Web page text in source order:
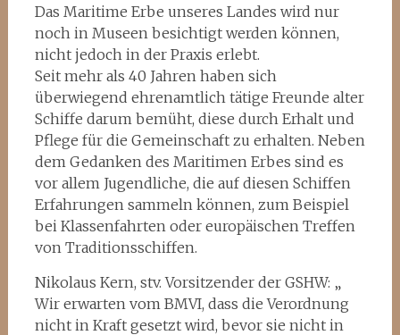
Das Maritime Erbe unseres Landes wird nur
noch in Museen besichtigt werden können,
nicht jedoch in der Praxis erlebt.
Seit mehr als 40 Jahren haben sich
überwiegend ehrenamtlich tätige Freunde alter
Schiffe darum bemüht, diese durch Erhalt und
Pflege für die Gemeinschaft zu erhalten. Neben
dem Gedanken des Maritimen Erbes sind es
vor allem Jugendliche, die auf diesen Schiffen
Erfahrungen sammeln können, zum Beispiel
bei Klassenfahrten oder europäischen Treffen
von Traditionsschiffen.
Nikolaus Kern, stv. Vorsitzender der GSHW: „
Wir erwarten vom BMVI, dass die Verordnung
nicht in Kraft gesetzt wird, bevor sie nicht in